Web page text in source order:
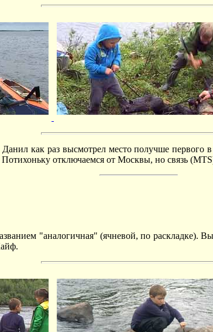
как раз высмотрел место получше первого в
отключаемся от Москвы, но связь
"аналогичная" (ячневой, по